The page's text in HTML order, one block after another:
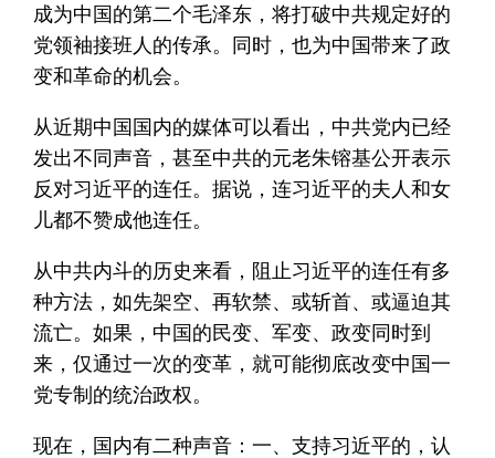
成为中国的第二个毛泽东，将打破中共规定好的
党领袖接班人的传承。同时，也为中国带来了政
变和革命的机会。
从近期中国国内的媒体可以看出，中共党内已经
发出不同声音，甚至中共的元老朱镕基公开表示
反对习近平的连任。据说，连习近平的夫人和女
儿都不赞成他连任。
从中共内斗的历史来看，阻止习近平的连任有多
种方法，如先架空、再软禁、或斩首、或逼迫其
流亡。如果，中国的民变、军变、政变同时到
来，仅通过一次的变革，就可能彻底改变中国一
党专制的统治政权。
现在，国内有二种声音：一、支持习近平的，认